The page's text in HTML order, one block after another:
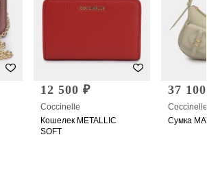
12 500 ₽
Coccinelle
Кошелек METALLIC
SOFT
37
Coccinelle
Сумка